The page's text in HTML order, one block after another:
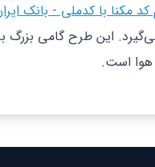
کد مکنا با کدملی - بانک
این طرح گامی بزرگ
هوا است.